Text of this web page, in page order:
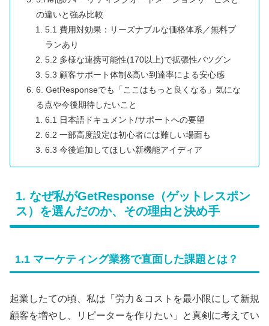
の違いと強み比較
5.1 費用対効果：リーズナブルな価格体系／無料プ
ランあり
5.2 多様な連携可能性(170以上)で拡張性バツグン
5.3 顧客サポート体制&高い到達率による安心感
6. GetResponseでも「ここはもっと良くなる」気にな
る点や今後期待したいこと
6.1 日本語ドキュメント/サポートへの要望
6.2 一部高度設定は初心者には難しい場面も
6.3 今後追加してほしい新機能アイディア
1. なぜ私がGetResponse（ゲットレスポン
ス）を選んだのか、その理由と決め手
1.1 マーケティング業務で直面した課題とは？
起業したての頃、私は「労力＆コストを最小限にして新規
顧客を増やし、リピーターを作りたい」と真剣に考えてい